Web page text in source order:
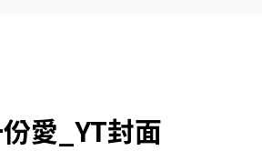
愛_YT封面